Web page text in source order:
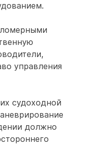
управления
судоходной
должно